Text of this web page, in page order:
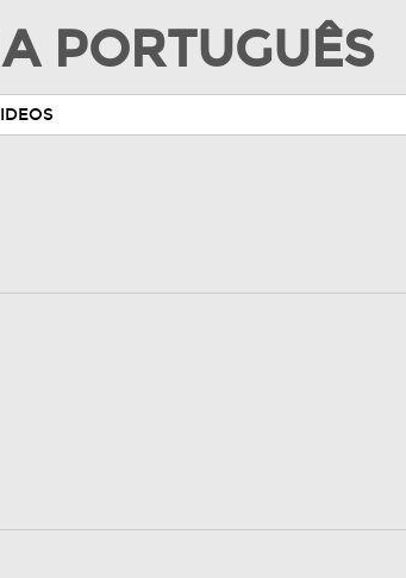
PORTUGUÊS